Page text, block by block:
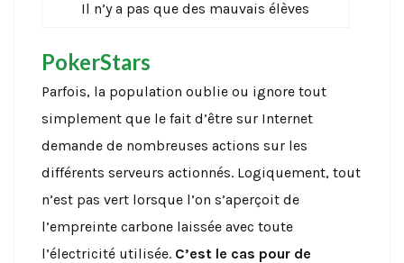
Il n’y a pas que des mauvais élèves
PokerStars
Parfois, la population oublie ou ignore tout
simplement que le fait d’être sur Internet
demande de nombreuses actions sur les
différents serveurs actionnés. Logiquement, tout
n’est pas vert lorsque l’on s’aperçoit de
l’empreinte carbone laissée avec toute
l’électricité utilisée. C’est le cas pour de